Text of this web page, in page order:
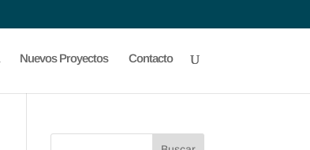
Nuevos Proyectos Contacto